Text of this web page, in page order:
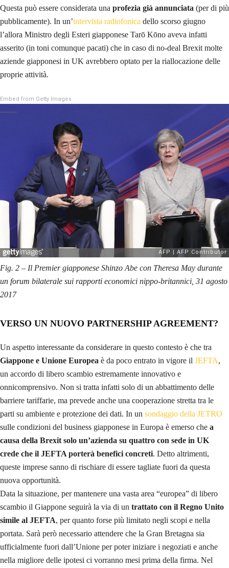
Questa può essere considerata una profezia già annunciata (per di più
pubblicamente). In un’intervista radiofonica dello scorso giugno
l’allora Ministro degli Esteri giapponese Tarō Kōno aveva infatti
asserito (in toni comunque pacati) che in caso di no-deal Brexit molte
aziende giapponesi in UK avrebbero optato per la riallocazione delle
proprie attività.
Embed from Getty Images
Fig. 2 – Il Premier giapponese Shinzo Abe con Theresa May durante
un forum bilaterale sui rapporti economici nippo-britannici, 31 agosto
2017
VERSO UN NUOVO PARTNERSHIP AGREEMENT?
Un aspetto interessante da considerare in questo contesto è che tra
Giappone e Unione Europea è da poco entrato in vigore il JEFTA,
un accordo di libero scambio estremamente innovativo e
onnicomprensivo. Non si tratta infatti solo di un abbattimento delle
barriere tariffarie, ma prevede anche una cooperazione stretta tra le
parti su ambiente e protezione dei dati. In un sondaggio della JETRO
sulle condizioni del business giapponese in Europa è emerso che a
causa della Brexit solo un’azienda su quattro con sede in UK
crede che il JEFTA porterà benefici concreti. Detto altrimenti,
queste imprese sanno di rischiare di essere tagliate fuori da questa
nuova opportunità.
Data la situazione, per mantenere una vasta area “europea” di libero
scambio il Giappone seguirà la via di un trattato con il Regno Unito
simile al JEFTA, per quanto forse più limitato negli scopi e nella
portata. Sarà però necessario attendere che la Gran Bretagna sia
ufficialmente fuori dall’Unione per poter iniziare i negoziati e anche
nella migliore delle ipotesi ci vorranno mesi prima della firma. Nel